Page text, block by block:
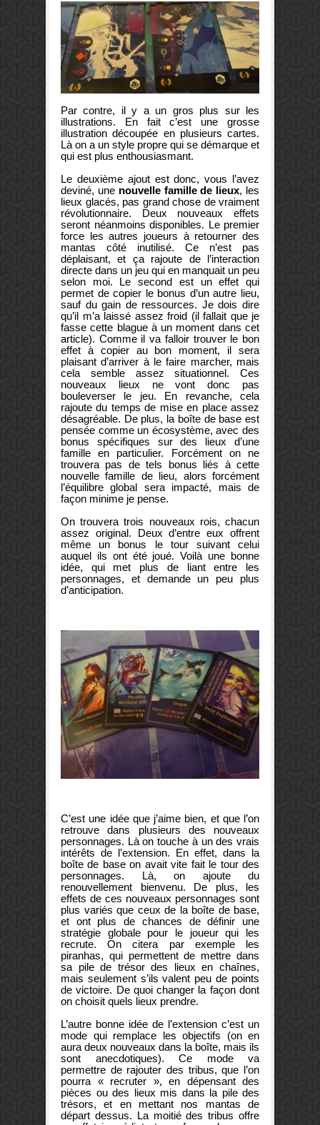
Par contre, il y a un gros plus sur les
illustrations. En fait c’est une grosse
illustration découpée en plusieurs cartes.
Là on a un style propre qui se démarque et
qui est plus enthousiasmant.
Le deuxième ajout est donc, vous l’avez
deviné, une nouvelle famille de lieux, les
lieux glacés, pas grand chose de vraiment
révolutionnaire. Deux nouveaux effets
seront néanmoins disponibles. Le premier
force les autres joueurs à retourner des
mantas côté inutilisé. Ce n’est pas
déplaisant, et ça rajoute de l’interaction
directe dans un jeu qui en manquait un peu
selon moi. Le second est un effet qui
permet de copier le bonus d’un autre lieu,
sauf du gain de ressources. Je dois dire
qu’il m’a laissé assez froid (il fallait que je
fasse cette blague à un moment dans cet
article). Comme il va falloir trouver le bon
effet à copier au bon moment, il sera
plaisant d’arriver à le faire marcher, mais
cela semble assez situationnel. Ces
nouveaux lieux ne vont donc pas
bouleverser le jeu. En revanche, cela
rajoute du temps de mise en place assez
désagréable. De plus, la boîte de base est
pensée comme un écosystème, avec des
bonus spécifiques sur des lieux d’une
famille en particulier. Forcément on ne
trouvera pas de tels bonus liés à cette
nouvelle famille de lieu, alors forcément
l’équilibre global sera impacté, mais de
façon minime je pense.
On trouvera trois nouveaux rois, chacun
assez original. Deux d’entre eux offrent
même un bonus le tour suivant celui
auquel ils ont été joué. Voilà une bonne
idée, qui met plus de liant entre les
personnages, et demande un peu plus
d’anticipation.
C’est une idée que j’aime bien, et que l’on
retrouve dans plusieurs des nouveaux
personnages. Là on touche à un des vrais
intérêts de l’extension. En effet, dans la
boîte de base on avait vite fait le tour des
personnages. Là, on ajoute du
renouvellement bienvenu. De plus, les
effets de ces nouveaux personnages sont
plus variés que ceux de la boîte de base,
et ont plus de chances de définir une
stratégie globale pour le joueur qui les
recrute. On citera par exemple les
piranhas, qui permettent de mettre dans
sa pile de trésor des lieux en chaînes,
mais seulement s’ils valent peu de points
de victoire. De quoi changer la façon dont
on choisit quels lieux prendre.
L’autre bonne idée de l’extension c’est un
mode qui remplace les objectifs (on en
aura deux nouveaux dans la boîte, mais ils
sont anecdotiques). Ce mode va
permettre de rajouter des tribus, que l’on
pourra « recruter », en dépensant des
pièces ou des lieux mis dans la pile des
trésors, et en mettant nos mantas de
départ dessus. La moitié des tribus offre